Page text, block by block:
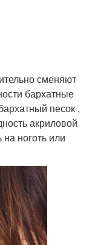
сменяют
бархатные
песок ,
акриловой
ноготь или